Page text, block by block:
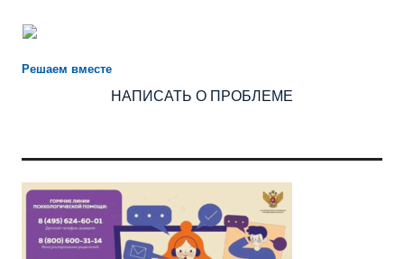
Решаем вместе
Есть предложения по организации учебного процесса или
НАПИСАТЬ О ПРОБЛЕМЕ